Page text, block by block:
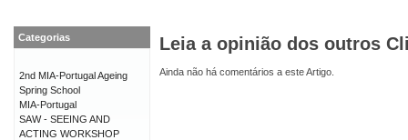
Leia a opinião dos outros
Ainda não há comentários a este Artigo.
Categorias
2nd MIA-Portugal Ageing
Spring School
MIA-Portugal
SAW - SEEING AND
ACTING WORKSHOP